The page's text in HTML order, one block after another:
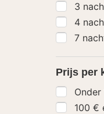
3
4
7
Prijs per